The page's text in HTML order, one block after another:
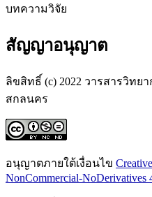
บทความวิจัย
สัญญาอนุญาต
ลิขสิทธิ์ (c) 2022 วารสารวิท
สกลนคร
อนุญาตภายใต้เงื่อนไข
NonCommercial-NoDerivatives